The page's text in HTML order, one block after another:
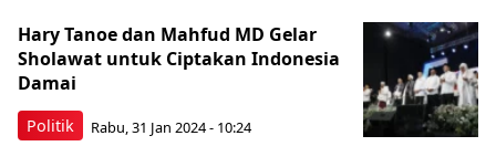
Politik
Hary Tanoe dan Mahfud MD Gelar
Sholawat untuk Ciptakan Indonesia
Damai
Rabu, 31 Jan 2024 - 10:24